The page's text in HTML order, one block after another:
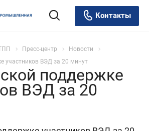
Контакты
Пресс-центр
Новости
участников ВЭД за 20 минут
поддержке
ВЭД за 20